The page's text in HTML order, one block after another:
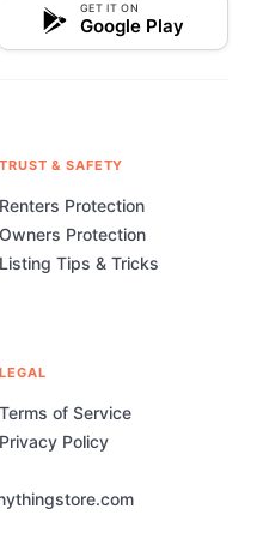
GET IT ON
Google Play
TRUST & SAFETY
Renters Protection
Owners Protection
Listing Tips & Tricks
LEGAL
Terms of Service
Privacy Policy